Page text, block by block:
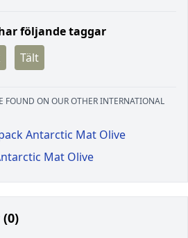
följande taggar
Tält
FOUND ON OUR OTHER INTERNATIONAL
Antarctic Mat Olive
Mat Olive